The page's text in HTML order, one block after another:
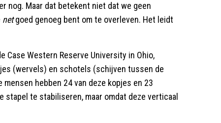
nog. Maar dat betekent niet dat we geen
netgoed genoeg bent om te overleven. Het leidt
Case Western Reserve University in Ohio,
(wervels) en schotels (schijven tussen de
hebben 24 van deze kopjes en 23
te stabiliseren, maar omdat deze verticaal